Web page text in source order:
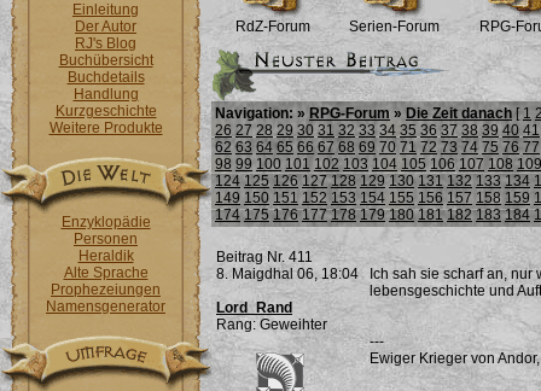
Einleitung
Der Autor
RJ's Blog
Buchübersicht
Buchdetails
Handlung
Kurzgeschichte
Weitere Produkte
Enzyklopädie
Personen
Heraldik
Alte Sprache
Prophezeiungen
Namensgenerator
RdZ-Forum Serien-Forum RPG-
Navigation: » RPG-Forum » Die Zeit danach [1
26 27 28 29 30 31 32 33 34 35 36 37 38 39 40 41
62 63 64 65 66 67 68 69 70 71 72 73 74 75 76 77
98 99 100 101 102 103 104 105 106 107 108 109
124 125 126 127 128 129 130 131 132 133 134
149 150 151 152 153 154 155 156 157 158 159
174 175 176 177 178 179 180 181 182 183 184
Beitrag Nr. 411
8. Maigdhal 06, 18:04
Lord_Rand
Rang: Geweihter
Ich sah sie scharf an,
lebensgeschichte und
---
Ewiger Krieger von